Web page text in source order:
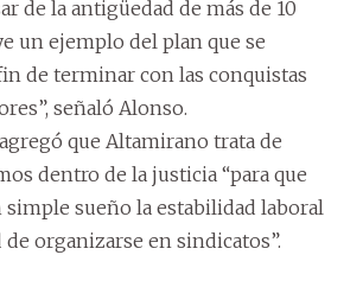
de la antigüedad de más de 10
un ejemplo del plan que se
de terminar con las conquistas
señaló Alonso.
que Altamirano trata de
dentro de la justicia “para que
simple sueño la estabilidad laboral
organizarse en sindicatos”.